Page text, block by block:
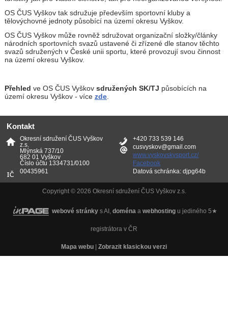
OS ČUS Vyškov tak sdružuje především sportovní kluby a
tělovýchovné jednoty působící na území okresu Vyškov.
OS ČUS Vyškov může rovněž sdružovat organizační složky/články
národních sportovních svazů ustavené či zřízené dle stanov těchto
svazů sdružených v České unii sportu, které provozují svou činnost
na území okresu Vyškov.
Přehled ve OS ČUS Vyškov sdružených SK/TJ působících na
území okresu Vyškov - více zde.
Kontakt
Okresní sdružení ČUS Vyškov
z.s.
Mlýnská 737/10
682 01 Vyškov
Číslo účtu 1334731/0100
00435961
+420 733 539 146
cusvyskov@gmail.com
www.vyskovskysport.cz/
Facebook
Datová schránka: djpg64b
Copyright © 2026 Okresní sdružení ČUS Vyškov z.s.
webové stránky s AI, doména a webhosting u jediného 5★
registrátora v ČR
Mapa webu Zobrazit klasickou verzi